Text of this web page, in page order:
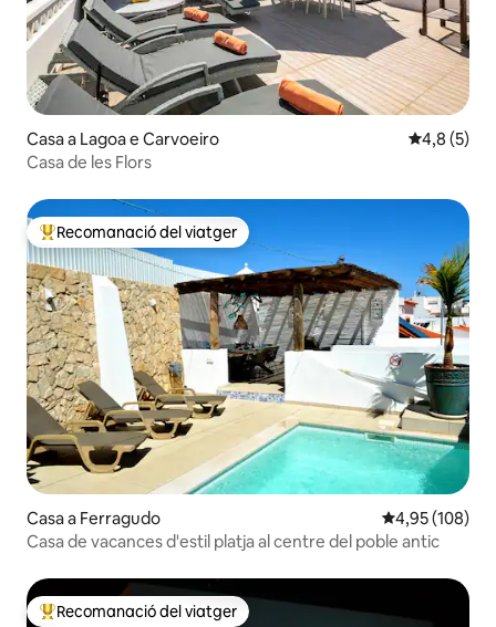
Casa a Lagoa e Carvoeiro 4,8 de
4,8 (5)
Casa de les Flors
Principals recomanacions dels viatgers
Recomanació del viatger
Casa a Ferragudo 4,95 de
4,95 (108)
Casa de vacances d'estil platja al centre del poble antic
Principals recomanacions dels viatgers
Recomanació del viatger